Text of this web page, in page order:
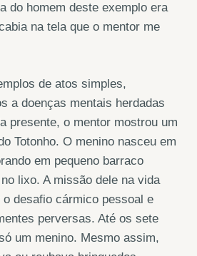
do homem deste exemplo era
na tela que o mentor me
de atos simples,
a doenças mentais herdadas
presente, o mentor mostrou um
Totonho. O menino nasceu em
em pequeno barraco
lixo. A missão dele na vida
desafio cármico pessoal e
perversas. Até os sete
um menino. Mesmo assim,